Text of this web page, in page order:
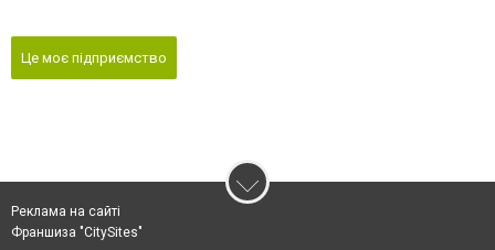
Це моє підприємство
Реклама на сайті
Франшиза "CitySites"